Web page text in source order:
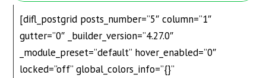
[difl_postgrid posts_number=”5″ column=”1″
gutter=”0″ _builder_version=”4.27.0″
_module_preset=”default” hover_enabled=”0″
locked=”off” global_colors_info=”{}”